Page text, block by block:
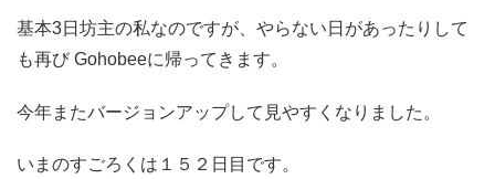
基本3日坊主の私なのですが、やらない日があったりして
も再び Gohobeeに帰ってきます。
今年またバージョンアップして見やすくなりました。
いまのすごろくは１５２日目です。